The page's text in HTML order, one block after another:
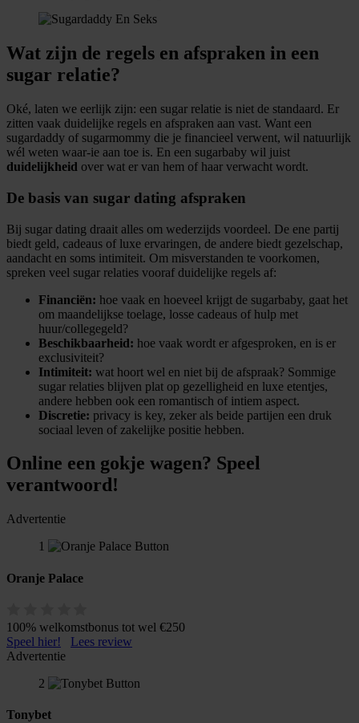
Wat zijn de regels en afspraken in een
sugar relatie?
Oké, laten we eerlijk zijn: een sugar relatie is niet de standaard. Er
zitten vaak duidelijke regels en afspraken aan vast. Want een
sugardaddy of sugarmommy die je financieel verwent, wil natuurlijk
wél weten waar-ie aan toe is. En een sugarbaby wil juist
duidelijkheid over wat er van hem of haar verwacht wordt.
De basis van sugar dating afspraken
Bij sugar dating draait alles om wederzijds voordeel. De ene partij
biedt geld, cadeaus of luxe ervaringen, de andere biedt gezelschap,
aandacht en soms intimiteit. Om misverstanden te voorkomen,
spreken veel sugar relaties vooraf duidelijke regels af:
Financiën: hoe vaak en hoeveel krijgt de sugarbaby, gaat het
om maandelijkse toelage, losse cadeaus of hulp met
huur/collegegeld?
Beschikbaarheid: hoe vaak wordt er afgesproken, en is er
exclusiviteit?
Intimiteit: wat hoort wel en niet bij de afspraak? Sommige
sugar relaties blijven plat op gezelligheid en luxe etentjes,
andere hebben ook een romantisch of intiem aspect.
Discretie: privacy is key, zeker als beide partijen een druk
sociaal leven of zakelijke positie hebben.
Online een gokje wagen? Speel
verantwoord!
Advertentie
1
Oranje Palace
100% welkomstbonus tot wel €250
Speel hier!
Lees review
Advertentie
2
Tonybet